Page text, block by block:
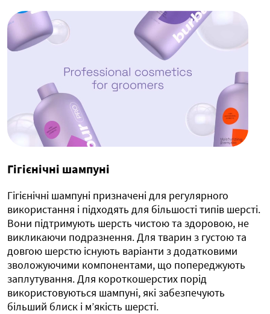
Гігієнічні шампуні
Гігієнічні шампуні призначені для регулярного
використання і підходять для більшості типів шерсті.
Вони підтримують шерсть чистою та здоровою, не
викликаючи подразнення. Для тварин з густою та
довгою шерстю існують варіанти з додатковими
зволожуючими компонентами, що попереджують
заплутування. Для короткошерстих порід
використовуються шампуні, які забезпечують
більший блиск і м’якість шерсті.